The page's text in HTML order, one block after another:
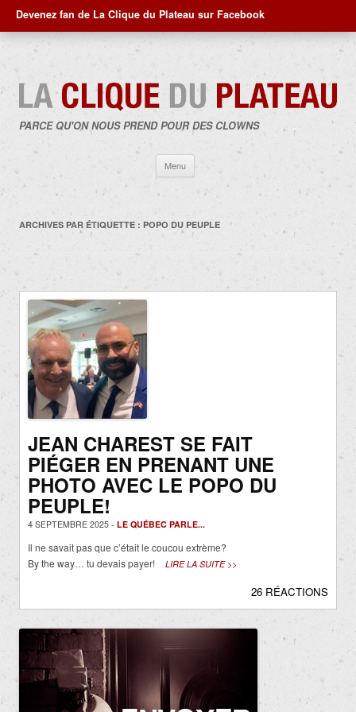
Devenez fan de La Clique du Plateau sur Facebook
PARCE QU'ON NOUS PREND POUR DES CLOWNS
Menu
contenu
ARCHIVES PAR ÉTIQUETTE : POPO DU PEUPLE
JEAN CHAREST SE FAIT
PIÉGER EN PRENANT UNE
PHOTO AVEC LE POPO DU
PEUPLE!
4 SEPTEMBRE 2025 - LE QUÉBEC PARLE...
Il ne savait pas que c’était le coucou extrème?
By the way… tu devais payer!
LIRE LA SUITE >>
26 RÉACTIONS